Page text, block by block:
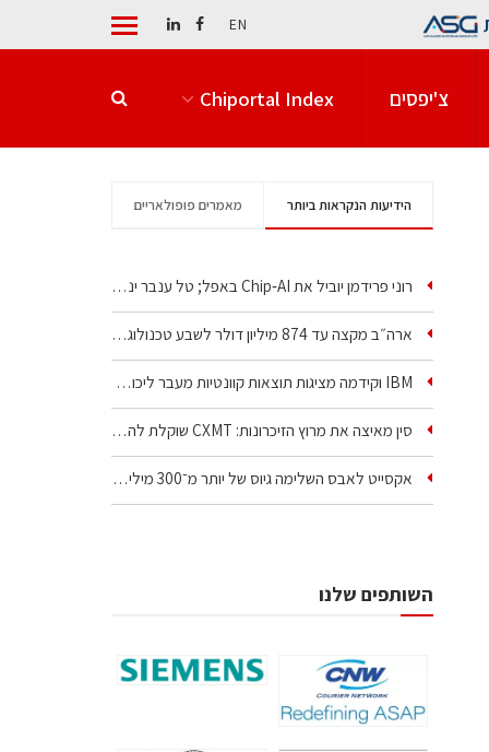
EN
צ'יפסים Chiportal Index
הידיעות הנקראות ביותר מאמרים פופולאריים
רוני פרידמן יוביל את Chip‑AI באפל; טל ענבר ינהל את…
ארה״ב מקצה עד 874 מיליון דולר לשבע טכנולוגיות שבבים…
IBM וקידמה מציגות תוצאות קוונטיות מעבר ליכולת…
סין מאיצה את מרוץ הזיכרונות: CXMT שוקלת להקים מפעל…
אקסייט לאבס השלימה גיוס של יותר מ־300 מיליון דולר…
השותפים שלנו